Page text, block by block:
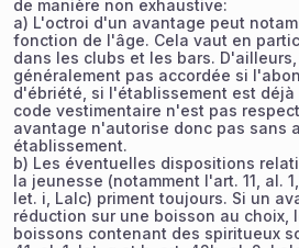
de manière non exhaustive:
a) L'octroi d'un avantage peut
fonction de l'âge. Cela vaut en
dans les clubs et les bars.
généralement pas accordée si
d'ébriété, si l'établissement est
code vestimentaire n'est pas
avantage n'autorise donc pas sans
établissement.
b) Les éventuelles dispositions
la jeunesse (notamment l'art. 11, al. 1,
let. i, Lalc) priment toujours. Si un
réduction sur une boisson au choix,
boissons contenant des spiritueux